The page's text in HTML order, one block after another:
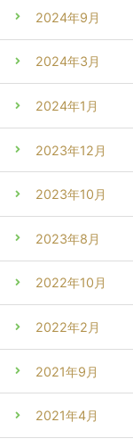
2024年9月
2024年3月
2024年1月
2023年12月
2023年10月
2023年8月
2022年10月
2022年2月
2021年9月
2021年4月